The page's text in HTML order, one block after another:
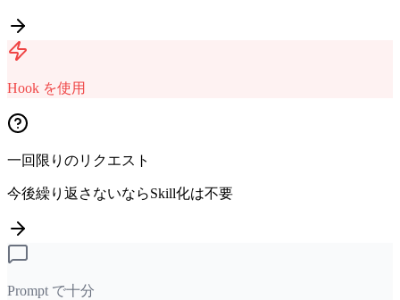
Hook を使用
一回限りのリクエスト
今後繰り返さないならSkill化は不要
Prompt で十分